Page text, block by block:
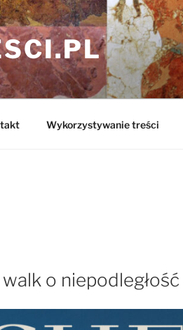
Wykorzystywanie treści
o niepodległość